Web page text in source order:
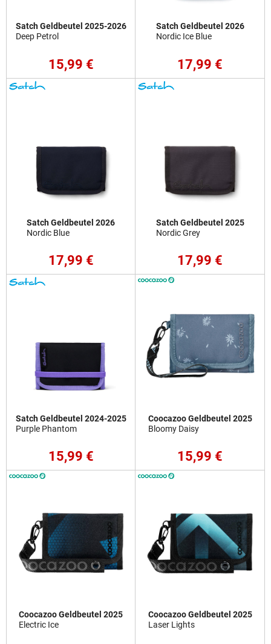
Satch Geldbeutel 2025-2026
Deep Petrol
15,99 €
Satch Geldbeutel 2026
Nordic Ice Blue
17,99 €
Satch Geldbeutel 2026
Nordic Blue
17,99 €
Satch Geldbeutel 2025
Nordic Grey
17,99 €
Satch Geldbeutel 2024-2025
Purple Phantom
15,99 €
Coocazoo Geldbeutel 2025
Bloomy Daisy
15,99 €
Coocazoo Geldbeutel 2025
Electric Ice
Coocazoo Geldbeutel 2025
Laser Lights